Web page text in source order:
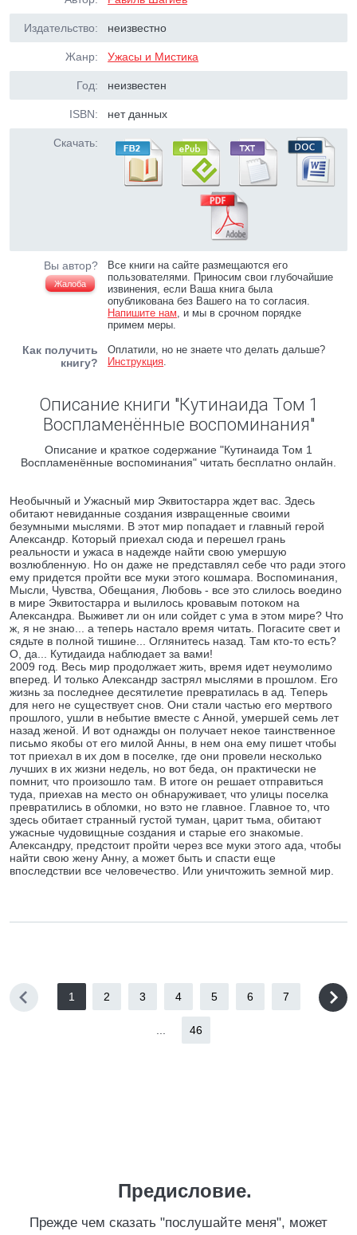
Издательство: неизвестно
Жанр: Ужасы и Мистика
Год: неизвестен
ISBN: нет данных
Скачать:
Вы автор?
Жалоба
Все книги на сайте размещаются его
пользователями. Приносим свои глубочайшие
извинения, если Ваша книга была
опубликована без Вашего на то согласия.
Напишите нам, и мы в срочном порядке
примем меры.
Как получить
книгу?
Оплатили, но не знаете что делать дальше?
Инструкция.
Описание книги "Кутинаида Том 1
Воспламенённые воспоминания"
Описание и краткое содержание "Кутинаида Том 1
Воспламенённые воспоминания" читать бесплатно онлайн.
Необычный и Ужасный мир Эквитостарра ждет вас. Здесь
обитают невиданные создания извращенные своими
безумными мыслями. В этот мир попадает и главный герой
Александр. Который приехал сюда и перешел грань
реальности и ужаса в надежде найти свою умершую
возлюбленную. Но он даже не представлял себе что ради этого
ему придется пройти все муки этого кошмара. Воспоминания,
Мысли, Чувства, Обещания, Любовь - все это слилось воедино
в мире Эквитостарра и вылилось кровавым потоком на
Александра. Выживет ли он или сойдет с ума в этом мире? Что
ж, я не знаю... а теперь настало время читать. Погасите свет и
сядьте в полной тишине... Оглянитесь назад. Там кто-то есть?
О, да... Кутидаида наблюдает за вами!
2009 год. Весь мир продолжает жить, время идет неумолимо
вперед. И только Александр застрял мыслями в прошлом. Его
жизнь за последнее десятилетие превратилась в ад. Теперь
для него не существует снов. Они стали частью его мертвого
прошлого, ушли в небытие вместе с Анной, умершей семь лет
назад женой. И вот однажды он получает некое таинственное
письмо якобы от его милой Анны, в нем она ему пишет чтобы
тот приехал в их дом в поселке, где они провели несколько
лучших в их жизни недель, но вот беда, он практически не
помнит, что произошло там. В итоге он решает отправиться
туда, приехав на место он обнаруживает, что улицы поселка
превратились в обломки, но вэто не главное. Главное то, что
здесь обитает странный густой туман, царит тьма, обитают
ужасные чудовищные создания и старые его знакомые.
Александру, предстоит пройти через все муки этого ада, чтобы
найти свою жену Анну, а может быть и спасти еще
впоследствии все человечество. Или уничтожить земной мир.
1 2 3 4 5 6 7
46
Предисловие.
Прежде чем сказать "послушайте меня", может